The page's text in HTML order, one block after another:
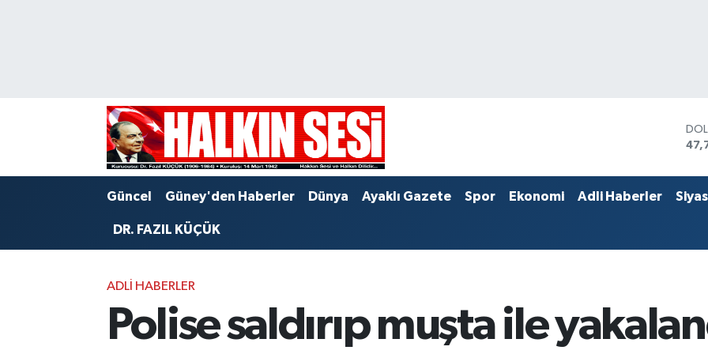
Güncel Güney'den Haberler Dünya Ayaklı Gazete Spor Ekonomi Adli Haberler
DR. FAZIL KÜÇÜK
ADLI HABERLER
Polise saldırıp muşta ile
Trafik Durumu
Puan Durumu ve Fikstür